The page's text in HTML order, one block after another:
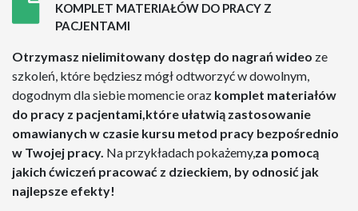
KOMPLET MATERIAŁÓW DO PRACY Z
PACJENTAMI
Otrzymasz nielimitowany dostęp do nagrań wideo ze
szkoleń, które będziesz mógł odtworzyć w dowolnym,
dogodnym dla siebie momencie oraz komplet materiałów
do pracy z pacjentami,które ułatwią zastosowanie
omawianych w czasie kursu metod pracy bezpośrednio
w Twojej pracy. Na przykładach pokażemy,za pomocą
jakich ćwiczeń pracować z dzieckiem, by odnosić jak
najlepsze efekty!